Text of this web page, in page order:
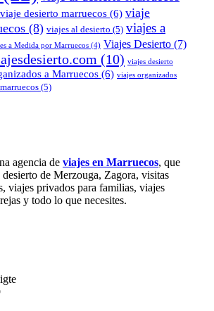
viaje desierto marruecos (6) viaje
(8) viajes al desierto (5) viajes a
a Medida por Marruecos (4) Viajes Desierto (7)
(10) viajes desierto
a Marruecos (6) viajes organizados
(5)
agencia de viajes en Marruecos, que
de Merzouga, Zagora, visitas
viajes privados para familias, viajes
y todo lo que necesites.